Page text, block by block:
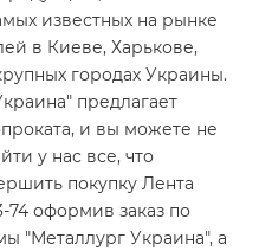
известных на рынке
в Киеве, Харькове,
городах Украины.
предлагает
и вы можете не
у нас все, что
покупку Лента
74 оформив заказ по
"Металлург Украина", а